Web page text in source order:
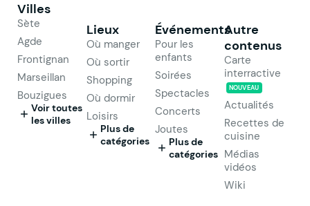
Villes
Sète
Agde
Frontignan
Marseillan
Bouzigues
Voir toutes
les villes
Lieux
Où manger
Où sortir
Shopping
Où dormir
Loisirs
Plus de
catégories
Événements
Pour les
enfants
Soirées
Spectacles
Concerts
Joutes
Plus de
catégories
Autre
contenus
Carte
interractive
NOUVEAU
Actualités
Recettes de
cuisine
Médias
vidéos
Wiki